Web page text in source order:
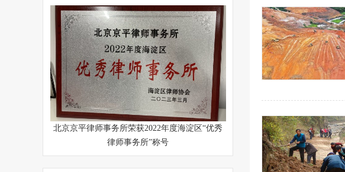
北京京平律师事务所荣获2022年度海淀区“优秀
律师事务所”称号